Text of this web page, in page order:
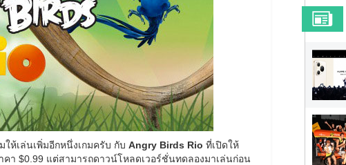
ให้เล่นเพิ่มอีกหนึ่งเกมครับ กับ Angry Birds Rio ที่เปิดให้
า $0.99 แต่สามารถดาวน์โหลดเวอร์ชั่นทดลองมาเล่นก่อน